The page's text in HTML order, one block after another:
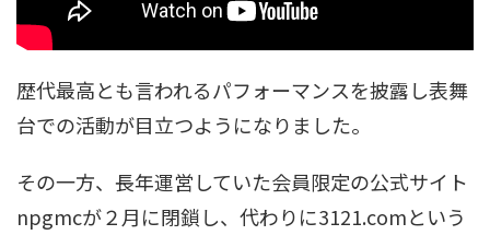
歴代最高とも言われるパフォーマンスを披露し表舞
台での活動が目立つようになりました。
その一方、長年運営していた会員限定の公式サイト
npgmcが２月に閉鎖し、代わりに3121.comという